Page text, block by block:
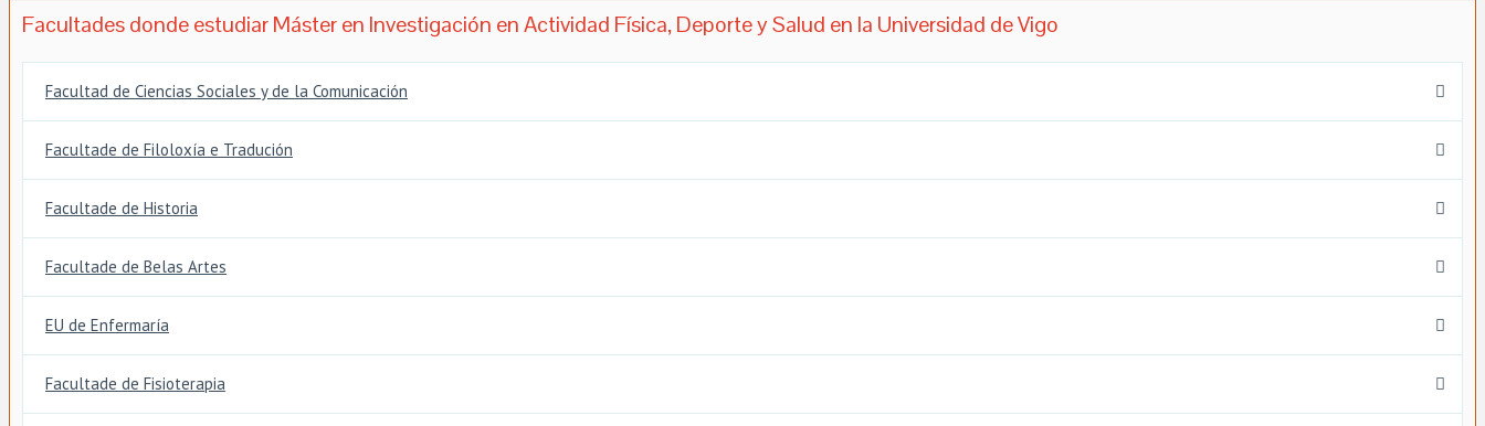
Facultades donde estudiar Máster en Investigación en Actividad Física, Deporte y Salud en la Universidad de Vigo
Facultad de Ciencias Sociales y de la Comunicación
Facultade de Filoloxía e Tradución
Facultade de Historia
Facultade de Belas Artes
EU de Enfermaría
Facultade de Fisioterapia